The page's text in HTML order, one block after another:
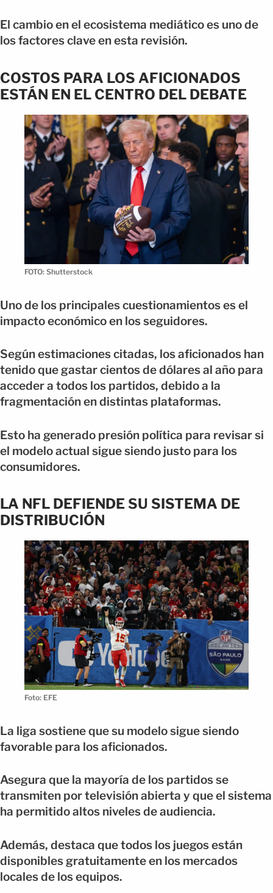
El cambio en el ecosistema mediático es uno de
los factores clave en esta revisión.
COSTOS PARA LOS AFICIONADOS
ESTÁN EN EL CENTRO DEL DEBATE
FOTO: Shutterstock
Uno de los principales cuestionamientos es el
impacto económico en los seguidores.
Según estimaciones citadas, los aficionados han
tenido que gastar cientos de dólares al año para
acceder a todos los partidos, debido a la
fragmentación en distintas plataformas.
Esto ha generado presión política para revisar si
el modelo actual sigue siendo justo para los
consumidores.
LA NFL DEFIENDE SU SISTEMA DE
DISTRIBUCIÓN
Foto: EFE
La liga sostiene que su modelo sigue siendo
favorable para los aficionados.
Asegura que la mayoría de los partidos se
transmiten por televisión abierta y que el sistema
ha permitido altos niveles de audiencia.
Además, destaca que todos los juegos están
disponibles gratuitamente en los mercados
locales de los equipos.